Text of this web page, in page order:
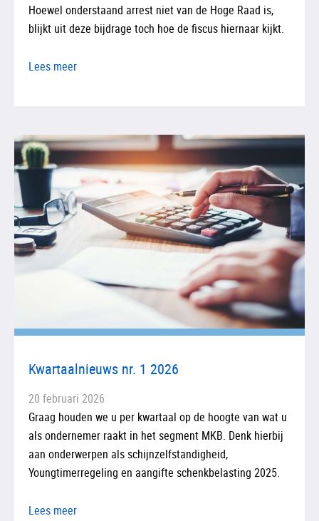
Hoewel onderstaand arrest niet van de Hoge Raad is,
blijkt uit deze bijdrage toch hoe de fiscus hiernaar kijkt.
Lees meer
Kwartaalnieuws nr. 1 2026
20 februari 2026
Graag houden we u per kwartaal op de hoogte van wat u
als ondernemer raakt in het segment MKB. Denk hierbij
aan onderwerpen als schijnzelfstandigheid,
Youngtimerregeling en aangifte schenkbelasting 2025.
Lees meer